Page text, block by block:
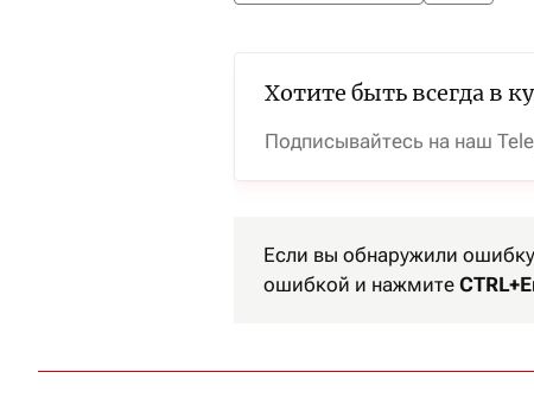
Хотите быть всегда в
Подписывайтесь на наш
Если вы обнаружили
ошибкой и нажмите